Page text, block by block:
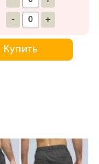
- +
Купить